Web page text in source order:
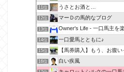
11位 うさとお酒と…
12位 マーＤの馬的なブログ
13位 Owner's Life - 一口馬主を
14位 一口愛馬とともに♪
15位 【馬券購入】もう、お腹いっ
16位 白い疾風